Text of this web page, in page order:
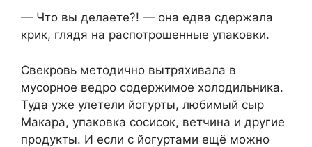
— Что вы делаете?! — она едва сдержала
крик, глядя на распотрошенные упаковки.
Свекровь методично вытряхивала в
мусорное ведро содержимое холодильника.
Туда уже улетели йогурты, любимый сыр
Макара, упаковка сосисок, ветчина и другие
продукты. И если с йогуртами ещё можно